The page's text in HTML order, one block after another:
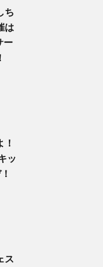
ち
は
ー
！
ッ
ス